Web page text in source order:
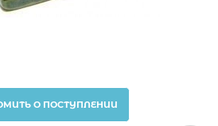
О ПОСТУПЛЕНИИ